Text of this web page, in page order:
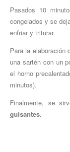
Pasados 10
congelados y se
enfriar y triturar.
Para la elaboración
una sartén con un
el horno
minutos).
Finalmente, se
guisantes.